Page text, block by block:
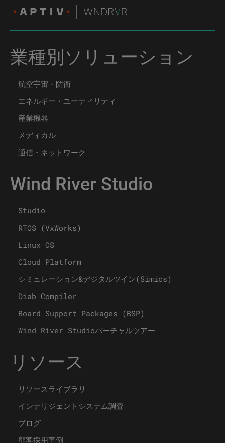
業種別ソリューション
航空宇宙・防衛
エネルギー・ユーティリティ
産業機器
メディカル
通信・ネットワーク
Wind River Studio
Studio
RTOS (VxWorks)
Linux OS
Cloud Platform
シミュレーション&デジタルツイン(Simics)
Diab Compiler
Board Support Packages (BSP)
Wind River Studioバーチャルツアー
リソース
リソースライブラリ
インテリジェントシステム調査
ブログ
顧客採用事例